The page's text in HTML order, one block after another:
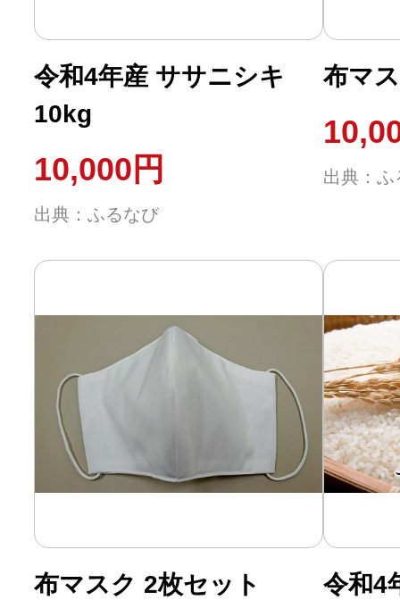
自治体直営サイト特集
はじめるバイブルとは
よくあるご質問
問い合わせ
令和4年産 ササニシキ
10kg
10,000円
出典：ふるなび
布マ
出典：ふ
布マスク 2枚セット
令和4